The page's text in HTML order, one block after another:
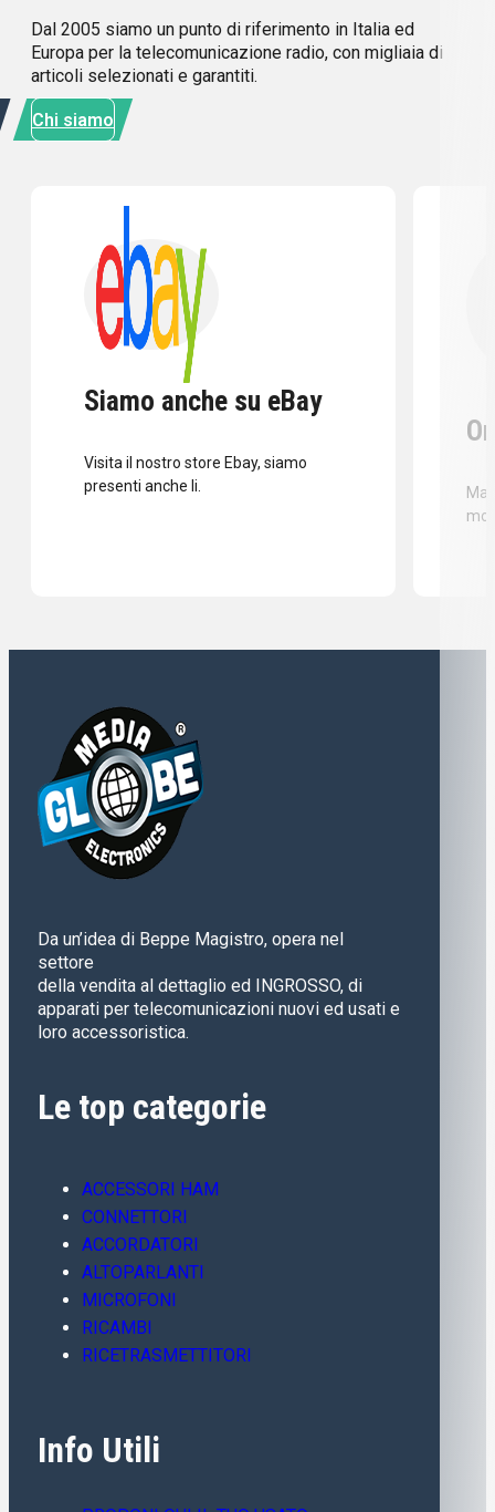
Dal 2005 siamo un punto di riferimento in Italia ed
Europa per la telecomunicazione radio, con migliaia di
articoli selezionati e garantiti.
Chi siamo
Siamo anche su eBay
Visita il nostro store Ebay, siamo
presenti anche li.
Da un’idea di Beppe Magistro, opera nel
settore
della vendita al dettaglio ed INGROSSO, di
apparati per telecomunicazioni nuovi ed usati e
loro accessoristica.
Le top categorie
ACCESSORI HAM
CONNETTORI
ACCORDATORI
ALTOPARLANTI
MICROFONI
RICAMBI
RICETRASMETTITORI
Info Utili